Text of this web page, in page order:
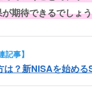
期待できるでしょ
記事】
は？新NISAを始める